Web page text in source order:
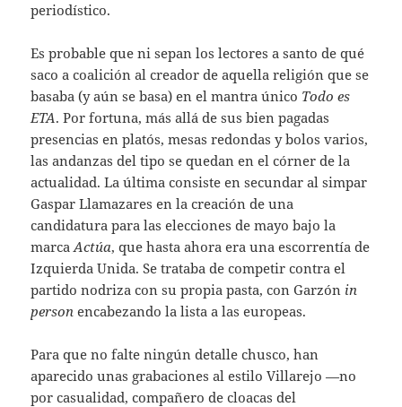
periodístico.
Es probable que ni sepan los lectores a santo de qué
saco a coalición al creador de aquella religión que se
basaba (y aún se basa) en el mantra único Todo es
ETA. Por fortuna, más allá de sus bien pagadas
presencias en platós, mesas redondas y bolos varios,
las andanzas del tipo se quedan en el córner de la
actualidad. La última consiste en secundar al simpar
Gaspar Llamazares en la creación de una
candidatura para las elecciones de mayo bajo la
marcaActúa, que hasta ahora era una escorrentía de
Izquierda Unida. Se trataba de competir contra el
partido nodriza con su propia pasta, con Garzón in
person encabezando la lista a las europeas.
Para que no falte ningún detalle chusco, han
aparecido unas grabaciones al estilo Villarejo —no
por casualidad, compañero de cloacas del